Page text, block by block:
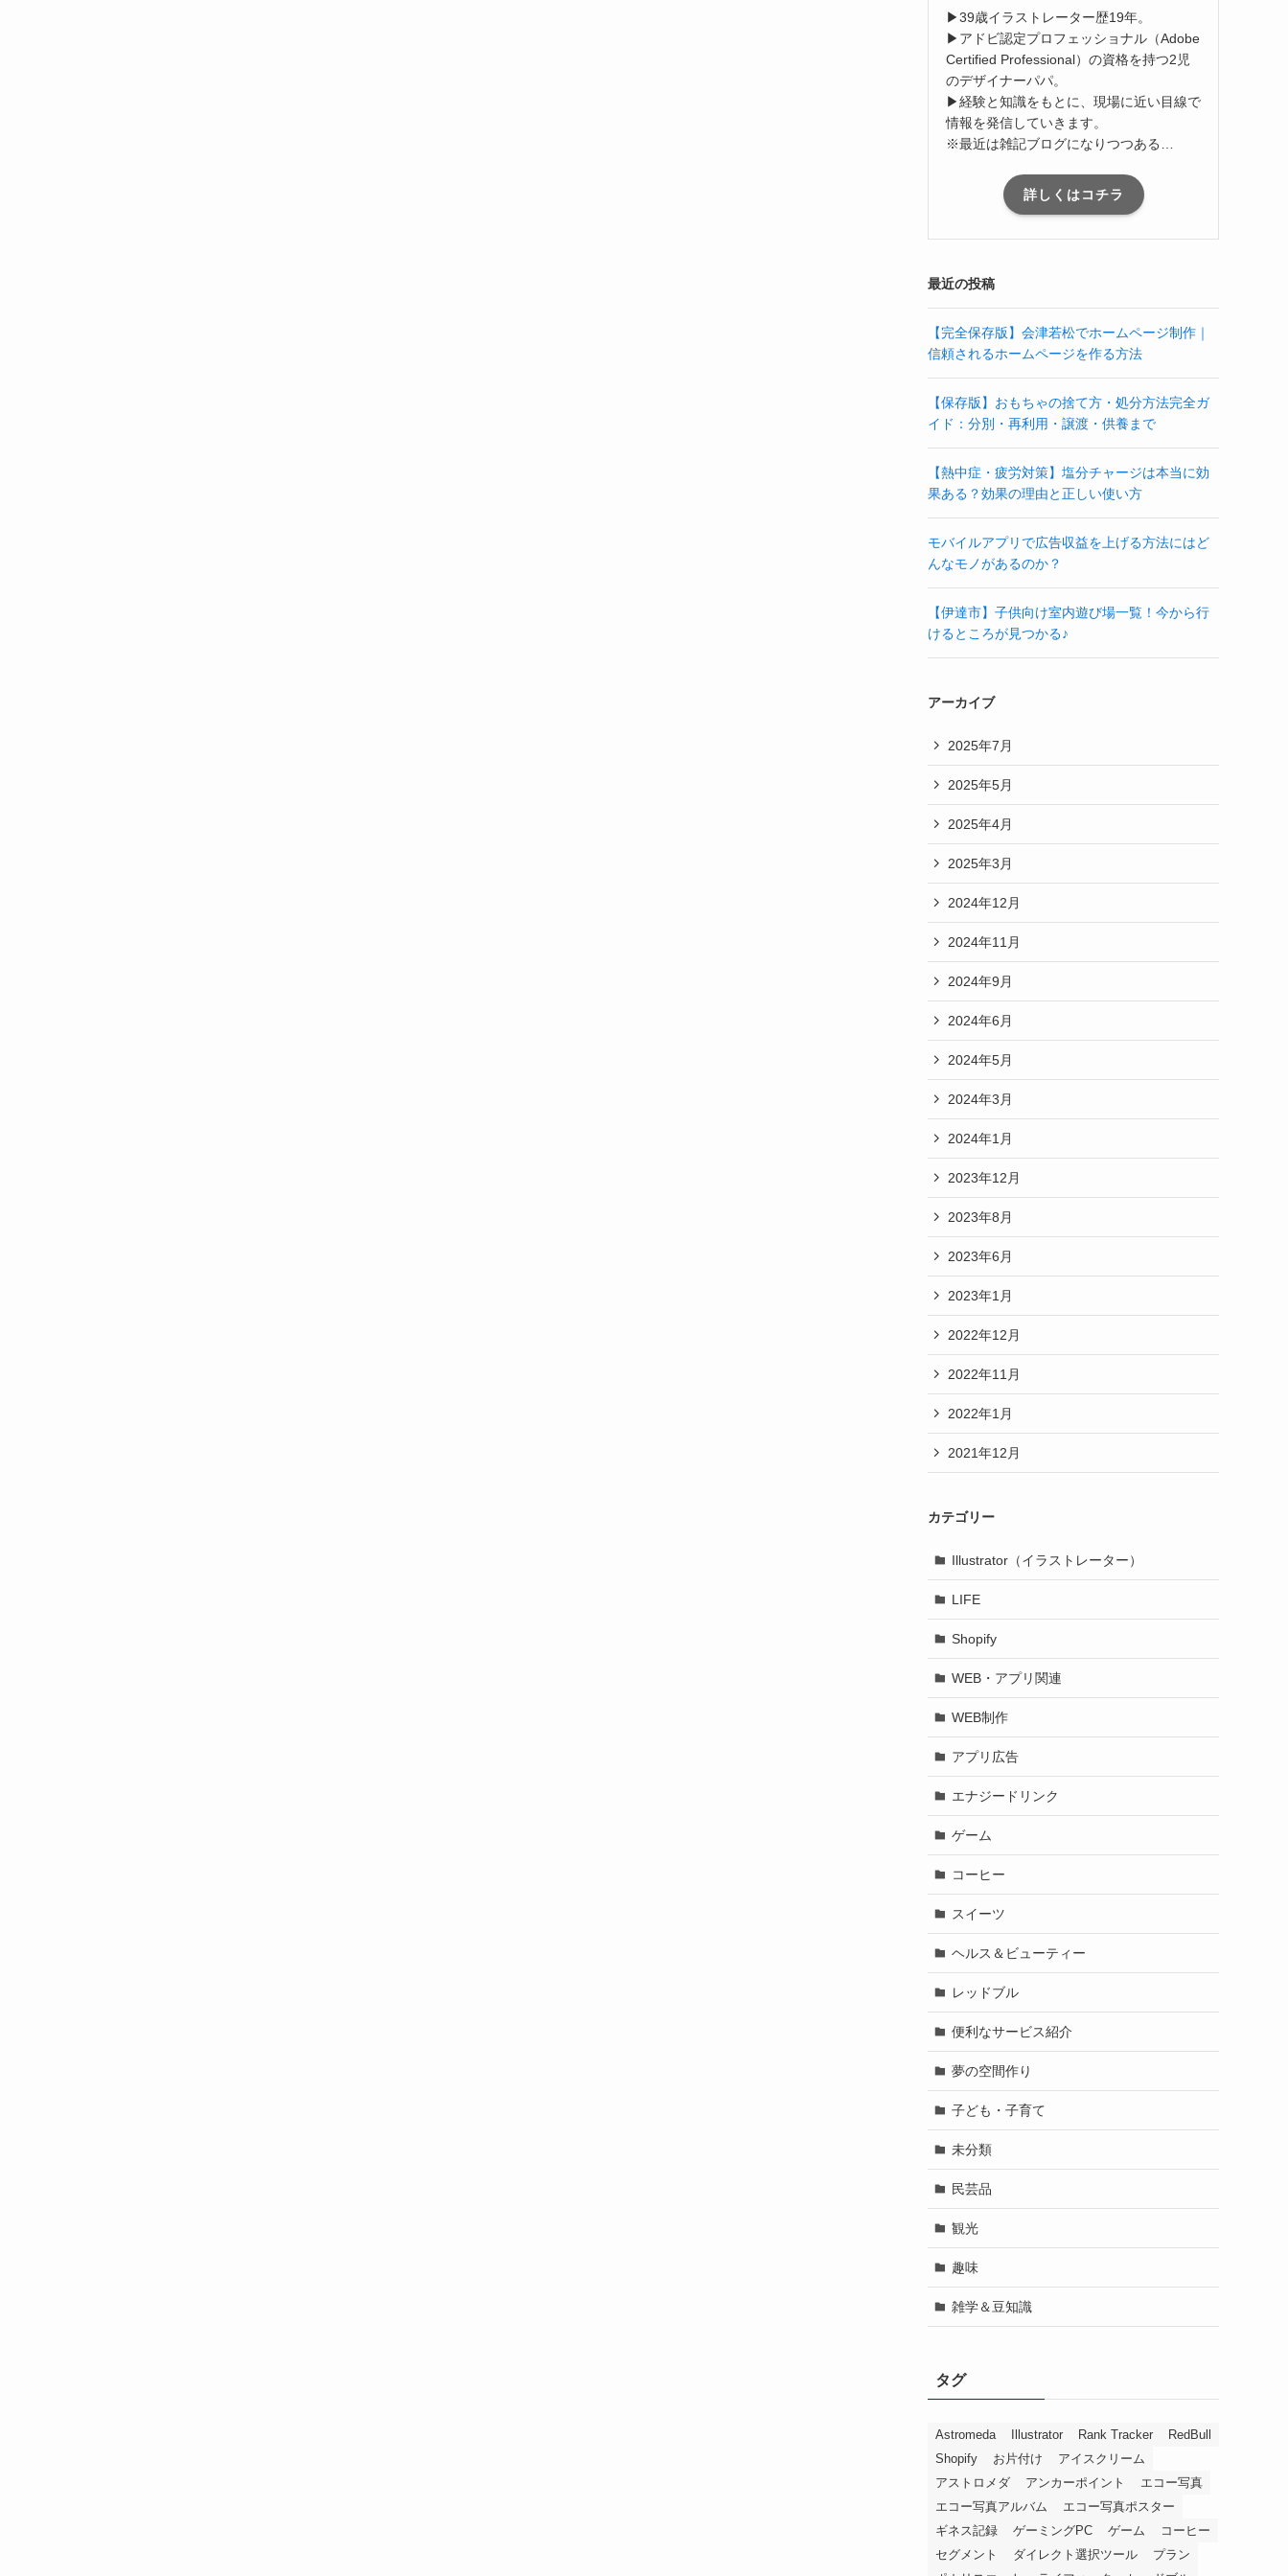
▶39歳イラストレーター歴19年。
▶アドビ認定プロフェッショナル（Adobe
Certified Professional）の資格を持つ2児
のデザイナーパパ。
▶経験と知識をもとに、現場に近い目線で
情報を発信していきます。
※最近は雑記ブログになりつつある…
詳しくはコチラ
最近の投稿
【完全保存版】会津若松でホームページ制作｜
信頼されるホームページを作る方法
【保存版】おもちゃの捨て方・処分方法完全ガ
イド：分別・再利用・譲渡・供養まで
【熱中症・疲労対策】塩分チャージは本当に効
果ある？効果の理由と正しい使い方
モバイルアプリで広告収益を上げる方法にはど
んなモノがあるのか？
【伊達市】子供向け室内遊び場一覧！今から行
けるところが見つかる♪
アーカイブ
2025年7月
2025年5月
2025年4月
2025年3月
2024年12月
2024年11月
2024年9月
2024年6月
2024年5月
2024年3月
2024年1月
2023年12月
2023年8月
2023年6月
2023年1月
2022年12月
2022年11月
2022年1月
2021年12月
カテゴリー
Illustrator（イラストレーター）
LIFE
Shopify
WEB・アプリ関連
WEB制作
アプリ広告
エナジードリンク
ゲーム
コーヒー
スイーツ
ヘルス＆ビューティー
レッドブル
便利なサービス紹介
夢の空間作り
子ども・子育て
未分類
民芸品
観光
趣味
雑学＆豆知識
タグ
Astromeda Illustrator Rank Tracker
RedBull
Shopify
お片付け
アイスクリーム
アストロメダ
アンカーポイント
エコー写真
エコー写真アルバム
エコー写真ポスター
ギネス記録
ゲーミングPC ゲーム
コーヒー
セグメント
ダイレクト選択ツール
プラン